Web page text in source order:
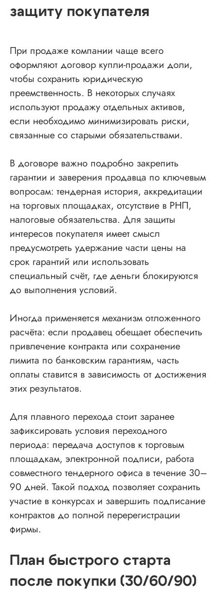
защиту покупателя
При продаже компании чаще всего
оформляют договор купли-продажи доли,
чтобы сохранить юридическую
преемственность. В некоторых случаях
используют продажу отдельных активов,
если необходимо минимизировать риски,
связанные со старыми обязательствами.
В договоре важно подробно закрепить
гарантии и заверения продавца по ключевым
вопросам: тендерная история, аккредитации
на торговых площадках, отсутствие в РНП,
налоговые обязательства. Для защиты
интересов покупателя имеет смысл
предусмотреть удержание части цены на
срок гарантий или использовать
специальный счёт, где деньги блокируются
до выполнения условий.
Иногда применяется механизм отложенного
расчёта: если продавец обещает обеспечить
привлечение контракта или сохранение
лимита по банковским гарантиям, часть
оплаты ставится в зависимость от достижения
этих результатов.
Для плавного перехода стоит заранее
зафиксировать условия переходного
периода: передача доступов к торговым
площадкам, электронной подписи, работа
совместного тендерного офиса в течение 30–
90 дней. Такой подход позволяет сохранить
участие в конкурсах и завершить подписание
контрактов до полной перерегистрации
фирмы.
План быстрого старта
после покупки (30/60/90)
Напишите нам в мессенджер
Услуги
О компании
Строительно-монтажные СРО
Специалисты НРС для СРО
Независимая оценка квалификации (НОК)
Получить аккредитацию ФКР
Пройти отбор на тендеры в ФКР
Актуальные отборы ФКР в вашем регионе
Гарантии
Наша команда
Новости
Вопросы
Проспект Обуховской обороны, д.271, лит.
«А», БЦ «Обуховъ-центр», оф. 1109
8-800-350-88-67
9:00 - 18:00 Пн-Пт
Доп услуги
Лицензия на лом металлов
Лицензия Минкультуры
Лицензия МЧС
Сообщество в Telegram
@sro_nostroy_nopriz1